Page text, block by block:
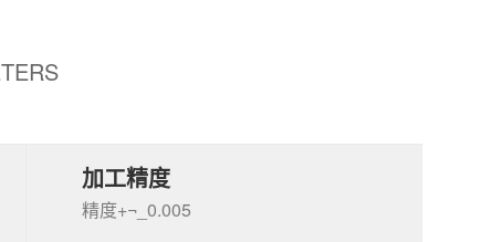
加工精度
精度+¬_0.005